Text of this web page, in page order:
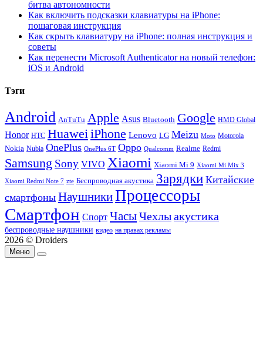
битва автономности
Как включить подсказки клавиатуры на iPhone:
пошаговая инструкция
Как скрыть клавиатуру на iPhone: полная инструкция и
советы
Как перенести Microsoft Authenticator на новый телефон:
iOS и Android
Тэги
Android AnTuTu Apple Asus Bluetooth Google HMD Global
Honor HTC HuaweiiPhone Lenovo LG Meizu Moto Motorola
Nokia Nubia OnePlus OnePlus 6T Oppo Qualcomm Realme Redmi
Samsung Sony VIVO Xiaomi Xiaomi Mi 9 Xiaomi Mi Mix 3
Xiaomi Redmi Note 7 zte Беспроводная акустика Зарядки Китайские
смартфоны НаушникиПроцессоры
Смартфон Спорт ЧасыЧехлыакустика
беспроводные наушники видео на правах рекламы
2026 © Droiders
Меню